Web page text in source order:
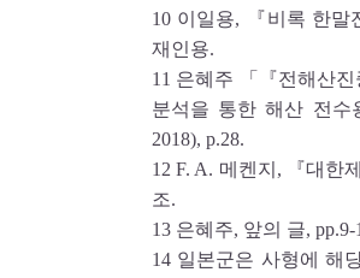
10 이일용, 『비록 한말
재인용.
11 은혜주 「『전해산
분석을 통한 해산 전
2018), p.28.
12 F. A. 메켄지, 『대한
조.
13 은혜주, 앞의 글, pp.9-
14 일본군은 사형에 해